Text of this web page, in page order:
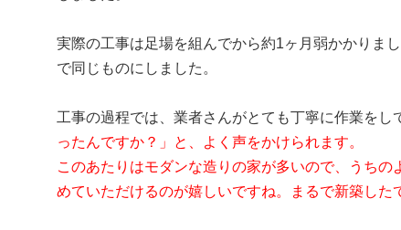
実際の工事は足場を組んでから約1ヶ月弱かかりま
で同じものにしました。
工事の過程では、業者さんがとても丁寧に作業をし
ったんですか？」と、よく声をかけられます。
このあたりはモダンな造りの家が多いので、うち
めていただけるのが嬉しいですね。まるで新築した